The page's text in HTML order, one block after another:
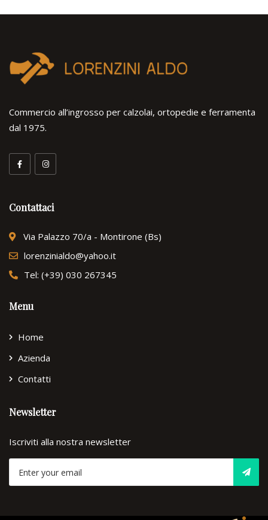
Commercio all’ingrosso per calzolai, ortopedie e ferramenta
dal 1975.
Contattaci
Via Palazzo 70/a - Montirone (Bs)
lorenzinialdo@yahoo.it
Tel: (+39) 030 267345
Menu
Home
Azienda
Contatti
Newsletter
Iscriviti alla nostra newsletter